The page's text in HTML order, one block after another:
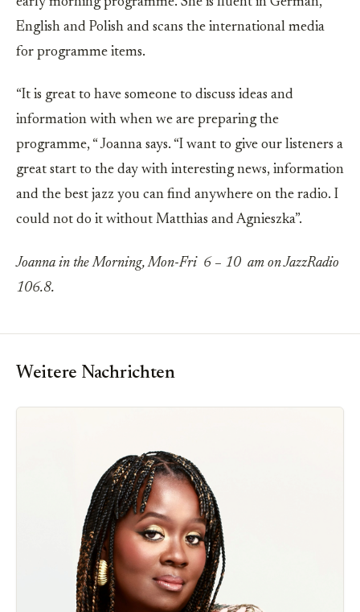
English and Polish and scans the international media
for programme items.
“It is great to have someone to discuss ideas and
information with when we are preparing the
programme, “ Joanna says. “I want to give our listeners a
great start to the day with interesting news, information
and the best jazz you can find anywhere on the radio. I
could not do it without Matthias and Agnieszka”.
Joanna in the Morning, Mon-Fri 6 – 10 am on JazzRadio
106.8.
Weitere Nachrichten